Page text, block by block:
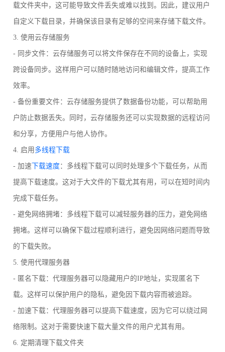
载文件夹中，这可能导致文件丢失或难以找到。因此，建议用户
自定义下载目录，并确保该目录有足够的空间来存储下载文件。
3. 使用云存储服务
- 同步文件：云存储服务可以将文件保存在不同的设备上，实现
跨设备同步。这样用户可以随时随地访问和编辑文件，提高工作
效率。
- 备份重要文件：云存储服务提供了数据备份功能，可以帮助用
户防止数据丢失。同时，云存储服务还可以实现数据的远程访问
和分享，方便用户与他人协作。
4. 启用 多线程下载
- 加速下载速度：多线程下载可以同时处理多个下载任务，从而
提高下载速度。这对于大文件的下载尤其有用，可以在短时间内
完成下载任务。
- 避免网络拥堵：多线程下载可以减轻服务器的压力，避免网络
拥堵。这样可以确保下载过程顺利进行，避免因网络问题而导致
的下载失败。
5. 使用代理服务器
- 匿名下载：代理服务器可以隐藏用户的IP地址，实现匿名下
载。这样可以保护用户的隐私，避免因下载内容而被追踪。
- 加速下载：代理服务器可以提高下载速度，因为它可以绕过网
络限制。这对于需要快速下载大量文件的用户尤其有用。
6. 定期清理下载文件夹